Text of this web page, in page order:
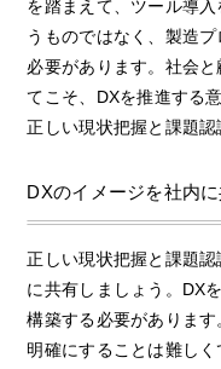
を踏まえて、ツール導
うものではなく、製造
必要があります。社会
てこそ、DXを推進する
正しい現状把握と課題認
DXのイメージを社内
正しい現状把握と課題
に共有しましょう。DX
構築する必要がありま
明確にすることは難し